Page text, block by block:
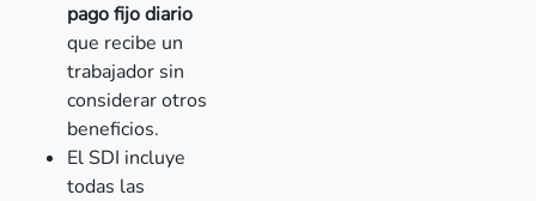
pago fijo diario
que recibe un
trabajador sin
considerar otros
beneficios.
El SDI incluye
todas las